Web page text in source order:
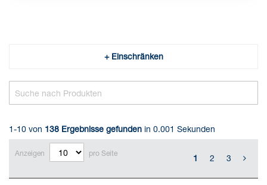
+ Einschränken
1-10 von 138 Ergebnisse gefunden in 0.001 Sekunden
Anzeigen pro Seite 1 2 3